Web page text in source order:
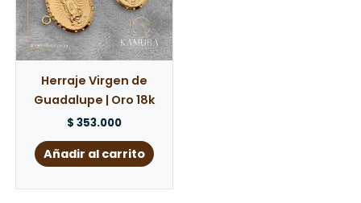
Herraje Virgen de
Guadalupe | Oro 18k
$ 353.000
Añadir al carrito